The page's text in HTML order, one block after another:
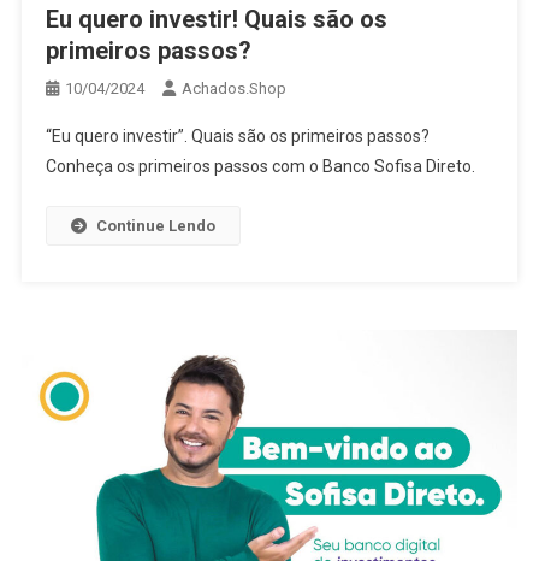
Eu quero investir! Quais são os
primeiros passos?
10/04/2024 Achados.Shop
“Eu quero investir”. Quais são os primeiros passos?
Conheça os primeiros passos com o Banco Sofisa Direto.
Continue Lendo